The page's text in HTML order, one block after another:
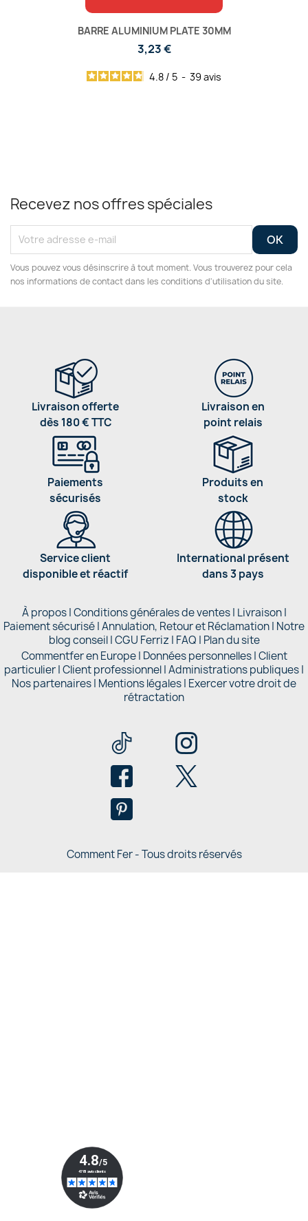
BARRE ALUMINIUM PLATE 30MM
3,23 €
4.8 / 5 - 39 avis
Recevez nos offres spéciales
Vous pouvez vous désinscrire à tout moment. Vous trouverez pour cela
nos informations de contact dans les conditions d'utilisation du site.
Livraison offerte
dès 180 € TTC
Livraison en
point relais
Paiements
sécurisés
Produits en
stock
Service client
disponible et réactif
International présent
dans 3 pays
À propos|Conditions générales de ventes| Livraison|
Paiement sécurisé|Annulation, Retour et Réclamation| Notre
blog conseil|CGU Ferriz | FAQ | Plan du site
Commentfer en Europe| Données personnelles|Client
particulier|Client professionnel|Administrations publiques|
Nos partenaires | Mentions légales| Exercer votre droit de
rétractation
Comment Fer - Tous droits réservés